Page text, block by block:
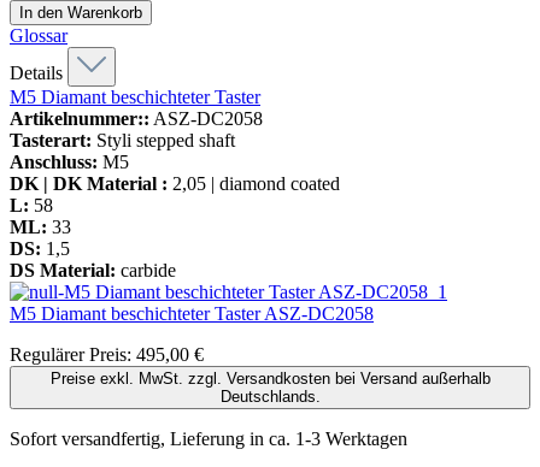
In den Warenkorb
Glossar
Details
M5 Diamant beschichteter Taster
Artikelnummer:: ASZ-DC2058
Tasterart: Styli stepped shaft
Anschluss: M5
DK | DK Material : 2,05 | diamond coated
L: 58
ML: 33
DS: 1,5
DS Material: carbide
M5 Diamant beschichteter TasterASZ-DC2058
Regulärer Preis: 495,00 €
Preise exkl. MwSt. zzgl. Versandkosten bei Versand außerhalb
Deutschlands.
Sofort versandfertig, Lieferung in ca. 1-3 Werktagen